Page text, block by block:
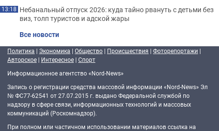
13:18 Небанальный отпуск 2026: куда тайно рвануть с детьми без
виз, толп туристов и адской жары
Все новости
Политика | Экономика | Общество | Происшествия | Фоторепортажи |
Авторское | Интересное | Спорт
Информационное агентство «Nord-News»
Запись о регистрации средства массовой информации «Nord-News» Эл
№ ФС77-62541 от 27.07.2015 г. выдано Федеральной службой по
надзору в сфере связи, информационных технологий и массовых
коммуникаций (Роскомнадзор).
При полном или частичном использовании материалов ссылка на